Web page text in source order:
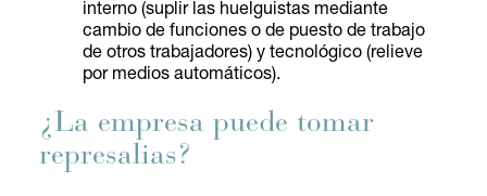
interno (suplir las huelguistas mediante
cambio de funciones o de puesto de trabajo
de otros trabajadores) y tecnológico (relieve
por medios automáticos).
¿La empresa puede tomar
represalias?